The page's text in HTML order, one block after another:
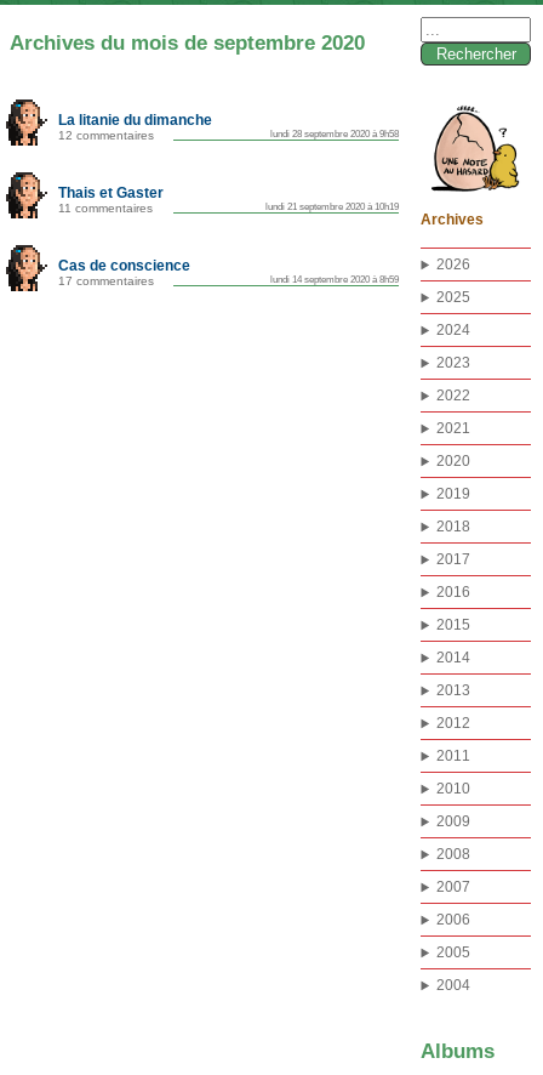
Archives du mois de septembre 2020
La litanie du dimanche
12 commentaires lundi 28 septembre 2020 à 9h58
Thais et Gaster
11 commentaires lundi 21 septembre 2020 à 10h19
Cas de conscience
17 commentaires lundi 14 septembre 2020 à 8h59
Archives
2026
2025
2024
2023
2022
2021
2020
2019
2018
2017
2016
2015
2014
2013
2012
2011
2010
2009
2008
2007
2006
2005
2004
Albums